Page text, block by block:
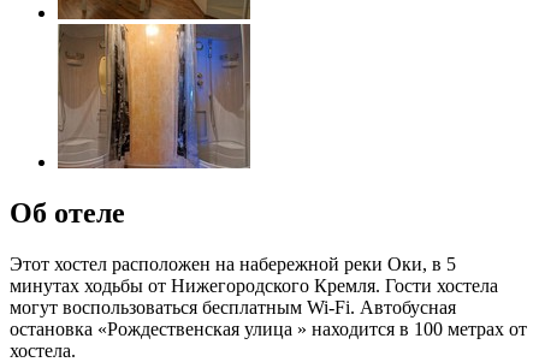
Об отеле
Этот хостел расположен на набережной реки Оки, в 5
минутах ходьбы от Нижегородского Кремля. Гости хостела
могут воспользоваться бесплатным Wi-Fi. Автобусная
остановка «Рождественская улица » находится в 100 метрах от
хостела.